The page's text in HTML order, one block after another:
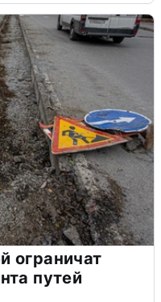
ограничат
путей